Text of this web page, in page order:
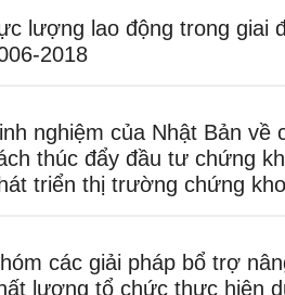
lượng lao động trong giai
2018
nghiệm của Nhật Bản về
thúc đẩy đầu tư chứng
triển thị trường chứng
các giải pháp bổ trợ
lượng tổ chức thực hiện